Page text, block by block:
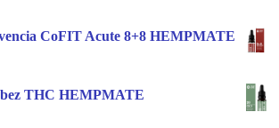
CoFIT Acute 8+8 HEMPMATE
THC HEMPMATE